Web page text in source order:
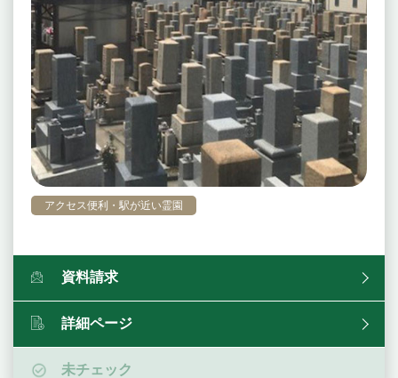
アクセス便利・駅が近い霊園
資料請求
詳細ページ
未チェック